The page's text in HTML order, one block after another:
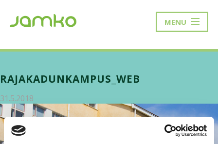
MENU
RAJAKADUNKAMPUS_WEB
31.5.2018